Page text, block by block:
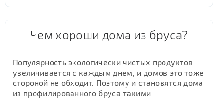
Чем хороши дома из бруса?
Популярность экологически чистых продуктов
увеличивается с каждым днем, и домов это тоже
стороной не обходит. Поэтому и становятся дома
из профилированного бруса такими